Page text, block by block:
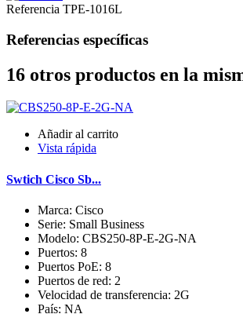
Referencia TPE-1016L
Referencias específicas
16 otros productos en la
Añadir al carrito
Vista rápida
Swtich Cisco Sb...
Marca: Cisco
Serie: Small Business
Modelo: CBS250-8P-E-2G-NA
Puertos: 8
Puertos PoE: 8
Puertos de red: 2
Velocidad de transferencia: 2G
País: NA